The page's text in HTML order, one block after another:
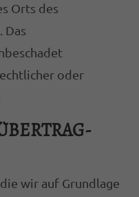
Orts des
Das
oder
wir auf Grundlage